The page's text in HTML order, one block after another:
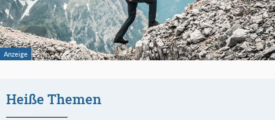
Heiße Themen